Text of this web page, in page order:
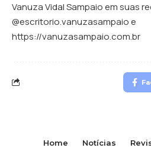
Vanuza Vidal Sampaio em suas
@escritorio.vanuzasampaio e
https://vanuzasampaio.com.br
Home Notícias